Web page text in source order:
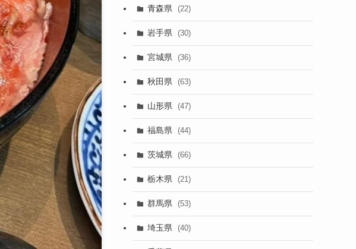
青森県 (22)
岩手県 (30)
宮城県 (36)
秋田県 (63)
山形県 (47)
福島県 (44)
茨城県 (66)
栃木県 (21)
群馬県 (53)
埼玉県 (40)